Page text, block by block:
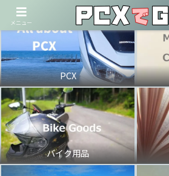
PCX
バイク用品
メニュー